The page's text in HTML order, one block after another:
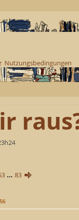
Nutzungsbedingungen
... 83